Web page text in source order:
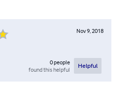
Nov 9, 2018
0people
found this helpful
Helpful